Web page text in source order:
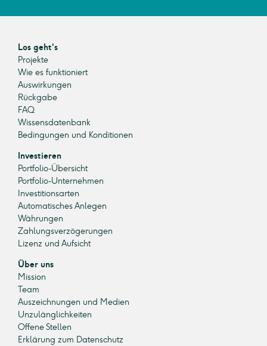
Los geht's
Projekte
Wie es funktioniert
Auswirkungen
Rückgabe
FAQ
Wissensdatenbank
Bedingungen und Konditionen
Investieren
Portfolio-Übersicht
Portfolio-Unternehmen
Investitionsarten
Automatisches Anlegen
Währungen
Zahlungsverzögerungen
Lizenz und Aufsicht
Über uns
Mission
Team
Auszeichnungen und Medien
Unzulänglichkeiten
Offene Stellen
Erklärung zum Datenschutz